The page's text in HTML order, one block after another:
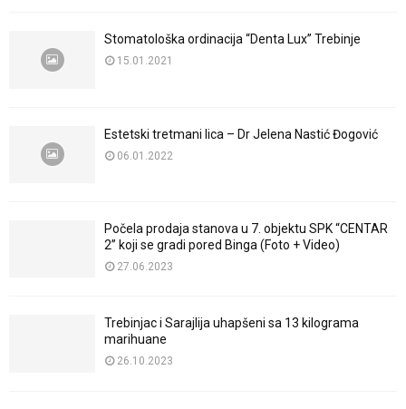
Stomatološka ordinacija “Denta Lux” Trebinje
15.01.2021
Estetski tretmani lica – Dr Jelena Nastić Đogović
06.01.2022
Počela prodaja stanova u 7. objektu SPK “CENTAR
2” koji se gradi pored Binga (Foto + Video)
27.06.2023
Trebinjac i Sarajlija uhapšeni sa 13 kilograma
marihuane
26.10.2023